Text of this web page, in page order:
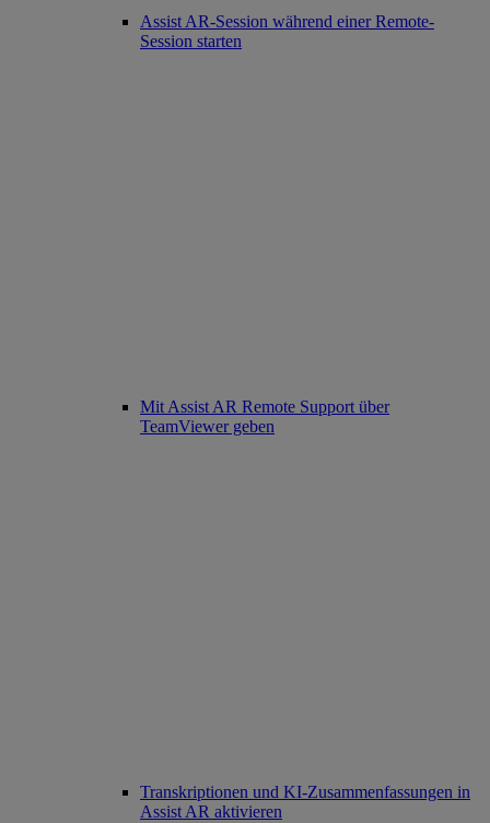
Assist AR-Session während einer Remote-
Session starten
Mit Assist AR Remote Support über
TeamViewer geben
Transkriptionen und KI-Zusammenfassungen in
Assist AR aktivieren